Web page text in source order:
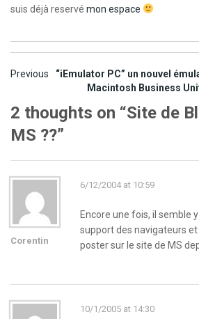
suis déjà reservé mon espace
Post
navigation
Previous
“iEmulator PC” un nouvel
Macintosh Business
2 thoughts on “Site de
MS ??”
Corentin
6/12/2004 at 10:59
Encore une fois, il semble
support des navigateurs et
poster sur le site de MS
10/1/2005 at 14:30